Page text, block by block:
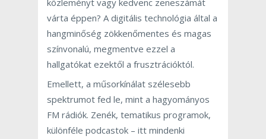
várta éppen? A digitális technológia által a
hangminőség zökkenőmentes és magas
színvonalú, megmentve ezzel a
hallgatókat ezektől a frusztrációktól.
Emellett, a műsorkínálat szélesebb
spektrumot fed le, mint a hagyományos
FM rádiók. Zenék, tematikus programok,
különféle podcastok – itt mindenki